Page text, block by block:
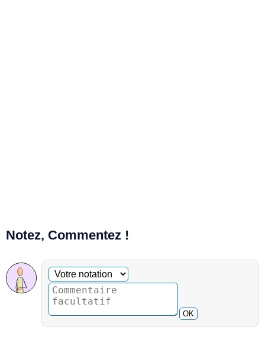
Notez, Commentez !
Commentaire facultatif
Votre notation
OK